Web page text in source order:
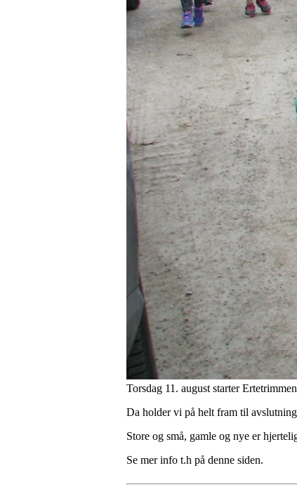
Torsdag 11. august starter
Da holder vi på helt fram til
Store og små, gamle og nye er
Se mer info t.h på denne siden.